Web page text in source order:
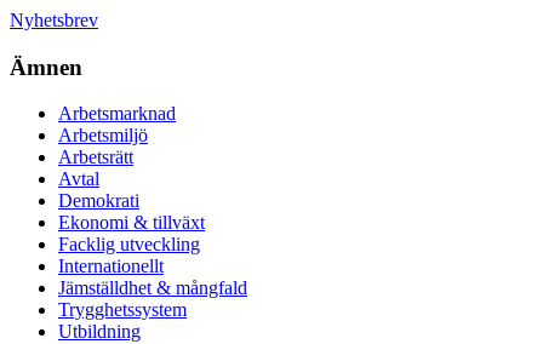
Nyhetsbrev
Ämnen
Arbetsmarknad
Arbetsmiljö
Arbetsrätt
Avtal
Demokrati
Ekonomi & tillväxt
Facklig utveckling
Internationellt
Jämställdhet & mångfald
Trygghetssystem
Utbildning